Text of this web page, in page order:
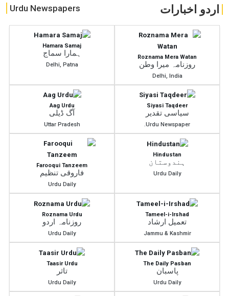
Urdu Newspapers اردو اخبارات
Roznama Mera Watan
روزنامہ میرا وطن
Delhi, India
Hamara Samaj
ہمارا سماج
Delhi, Patna
Siyasi Taqdeer
سیاسی تقدیر
Urdu Newspaper.
Aag Urdu
آگ ڈیلی
Uttar Pradesh
Hindustan
ہندوستان
Urdu Daily
Farooqui Tanzeem
فاروقی تنظیم
Urdu Daily
Tameel-i-Irshad
تعمیل ارشاد
Jammu & Kashmir
Roznama Urdu
روزنامہ اردو
Urdu Daily
The Daily Pasban
پاسبان
Urdu Daily
Taasir Urdu
تاثر
Urdu Daily